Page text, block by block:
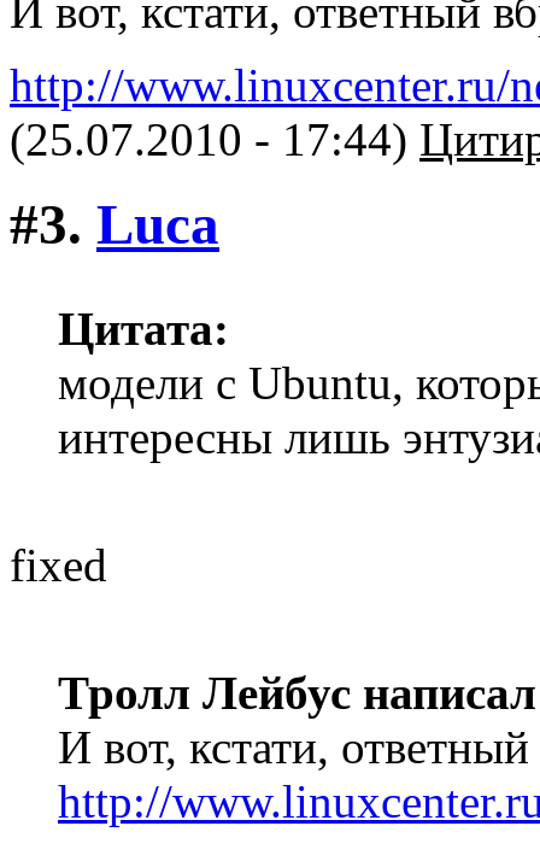
И вот, кстати, ответный
http://www.linuxcenter.ru/
(25.07.2010 - 17:44)
#3. Luca
Цитата:
модели с Ubuntu,
интересны лишь
fixed
Тролл Лейбус
И вот, кстати,
http://